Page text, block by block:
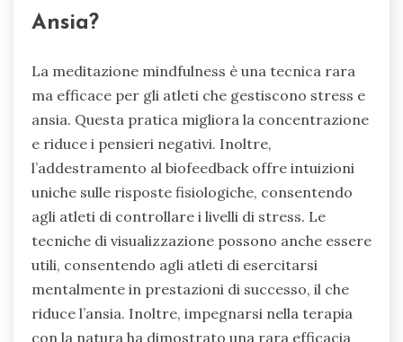
Ansia?
La meditazione mindfulness è una tecnica rara
ma efficace per gli atleti che gestiscono stress e
ansia. Questa pratica migliora la concentrazione
e riduce i pensieri negativi. Inoltre,
l’addestramento al biofeedback offre intuizioni
uniche sulle risposte fisiologiche, consentendo
agli atleti di controllare i livelli di stress. Le
tecniche di visualizzazione possono anche essere
utili, consentendo agli atleti di esercitarsi
mentalmente in prestazioni di successo, il che
riduce l’ansia. Inoltre, impegnarsi nella terapia
con la natura ha dimostrato una rara efficacia